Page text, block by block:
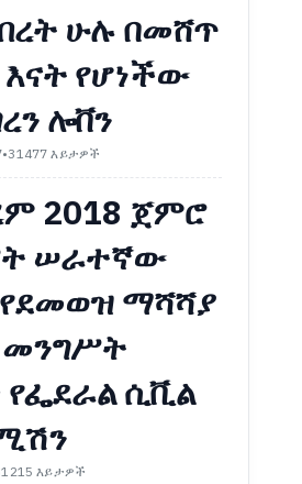
ሁሉ በመሸጥ
የሆነችው
ሎቨን
•31477 እይታዎች
2018 ጀምሮ
ሠራተኛው
ማሻሻያ
የፌደራል ሲቪል
እይታዎች